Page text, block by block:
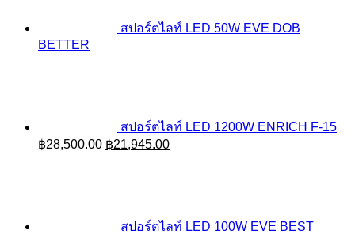
สปอร์ตไลท์ LED 50W EVE DOB
BETTER
สปอร์ตไลท์ LED 1200W ENRICH F-15
฿28,500.00 Original
฿21,945.00Current
สปอร์ตไลท์ LED 100W EVE BEST